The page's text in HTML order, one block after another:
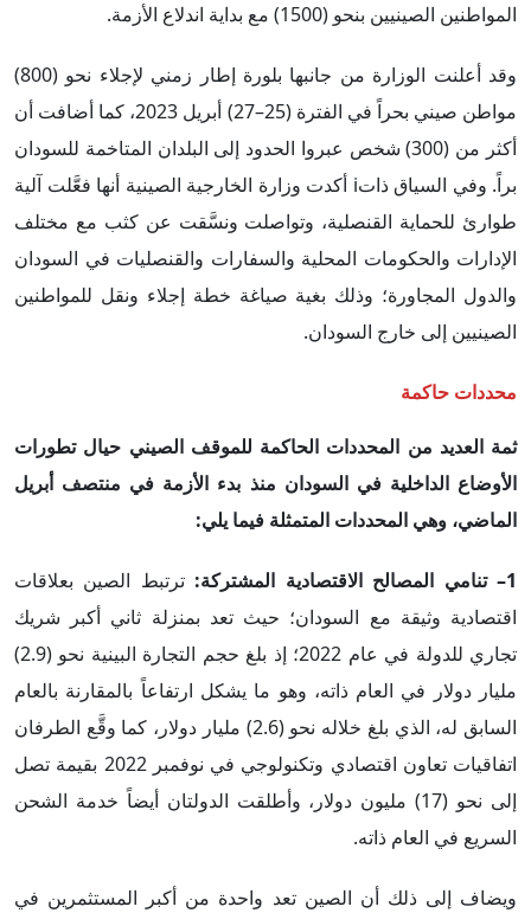
المواطنين الصينيين بنحو (1500) مع بداية اندلاع الأزمة.
وقد أعلنت الوزارة من جانبها بلورة إطار زمني لإجلاء نحو (800)
مواطن صيني بحراً في الفترة (25–27) أبريل 2023، كما أضافت أن
أكثر من (300) شخص عبروا الحدود إلى البلدان المتاخمة للسودان
براً. وفي السياق ذاتi أكدت وزارة الخارجية الصينية أنها فعَّلت آلية
طوارئ للحماية القنصلية، وتواصلت ونسَّقت عن كثب مع مختلف
الإدارات والحكومات المحلية والسفارات والقنصليات في السودان
والدول المجاورة؛ وذلك بغية صياغة خطة إجلاء ونقل للمواطنين
الصينيين إلى خارج السودان.
محددات حاكمة
ثمة العديد من المحددات الحاكمة للموقف الصيني حيال تطورات
الأوضاع الداخلية في السودان منذ بدء الأزمة في منتصف أبريل
الماضي، وهي المحددات المتمثلة فيما يلي:
1– تنامي المصالح الاقتصادية المشتركة:
ترتبط الصين بعلاقات
اقتصادية وثيقة مع السودان؛ حيث تعد بمنزلة ثاني أكبر شريك
تجاري للدولة في عام 2022؛ إذ بلغ حجم التجارة البينية نحو (2.9)
مليار دولار في العام ذاته، وهو ما يشكل ارتفاعاً بالمقارنة بالعام
السابق له، الذي بلغ خلاله نحو (2.6) مليار دولار، كما وقَّع الطرفان
اتفاقيات تعاون اقتصادي وتكنولوجي في نوفمبر 2022 بقيمة تصل
إلى نحو (17) مليون دولار، وأطلقت الدولتان أيضاً خدمة الشحن
السريع في العام ذاته.
ويضاف إلى ذلك أن الصين تعد واحدة من أكبر المستثمرين في